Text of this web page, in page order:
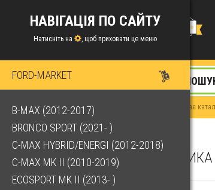
НАВІГАЦІЯ ПО САЙТУ
Натисніть на , щоб приховати це меню
FORD-MARKET
B-MAX (2012-2017)
BRONCO SPORT (2021- )
C-MAX HYBRID/ENERGI (2012-2018)
C-MAX MK II (2010-2019)
ECOSPORT MK II (2013- )
Якщо у Вас немає
КЛАПАН ДАТЧИКА